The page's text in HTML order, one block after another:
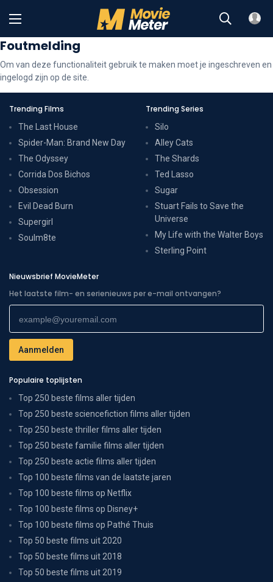
Foutmelding
Om van deze functionaliteit gebruik te maken moet je ingeschreven en
ingelogd zijn op de site.
Trending Films
The Last House
Spider-Man: Brand New Day
The Odyssey
Corrida Dos Bichos
Obsession
Evil Dead Burn
Supergirl
Soulm8te
Trending Series
Silo
Alley Cats
The Shards
Ted Lasso
Sugar
Stuart Fails to Save the
Universe
My Life with the Walter Boys
Sterling Point
Nieuwsbrief MovieMeter
Het laatste film- en serienieuws per e-mail ontvangen?
Populaire toplijsten
Top 250 beste films aller tijden
Top 250 beste sciencefiction films aller tijden
Top 250 beste thriller films aller tijden
Top 250 beste familie films aller tijden
Top 250 beste actie films aller tijden
Top 100 beste films van de laatste jaren
Top 100 beste films op Netflix
Top 100 beste films op Disney+
Top 100 beste films op Pathé Thuis
Top 50 beste films uit 2020
Top 50 beste films uit 2018
Top 50 beste films uit 2019